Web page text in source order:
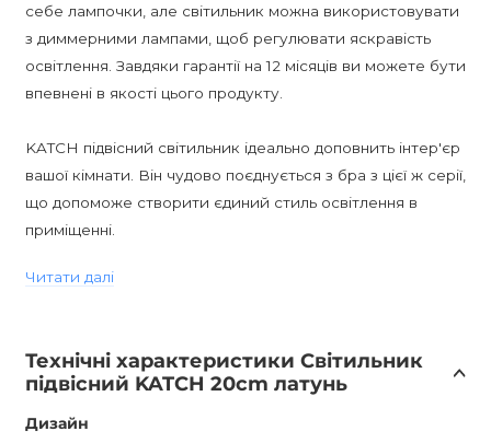
себе лампочки, але світильник можна використовувати
з диммерними лампами, щоб регулювати яскравість
освітлення. Завдяки гарантії на 12 місяців ви можете бути
впевнені в якості цього продукту.
KATCH підвісний світильник ідеально доповнить інтер'єр
вашої кімнати. Він чудово поєднується з бра з цієї ж серії,
що допоможе створити єдиний стиль освітлення в
приміщенні.
Ціна вказана за розмір "А". Додаткову інформацію можна
Читати далі
Технічні характеристики Світильник
підвісний KATCH 20cm латунь
Дизайн